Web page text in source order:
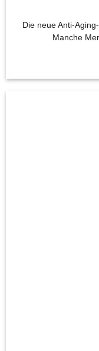
Die neue Anti-
Manche